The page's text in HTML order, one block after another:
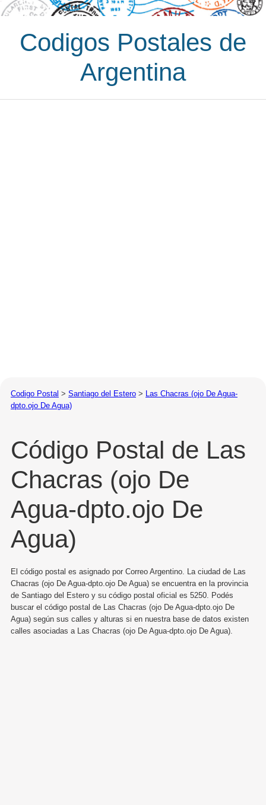
Codigos Postales de
Argentina
Codigo Postal > Santiago del Estero > Las Chacras (ojo De Agua-
dpto.ojo De Agua)
Código Postal de Las
Chacras (ojo De
Agua-dpto.ojo De
Agua)
El código postal es asignado por Correo Argentino. La ciudad de Las
Chacras (ojo De Agua-dpto.ojo De Agua) se encuentra en la provincia
de Santiago del Estero y su código postal oficial es 5250. Podés
buscar el código postal de Las Chacras (ojo De Agua-dpto.ojo De
Agua) según sus calles y alturas si en nuestra base de datos existen
calles asociadas a Las Chacras (ojo De Agua-dpto.ojo De Agua).